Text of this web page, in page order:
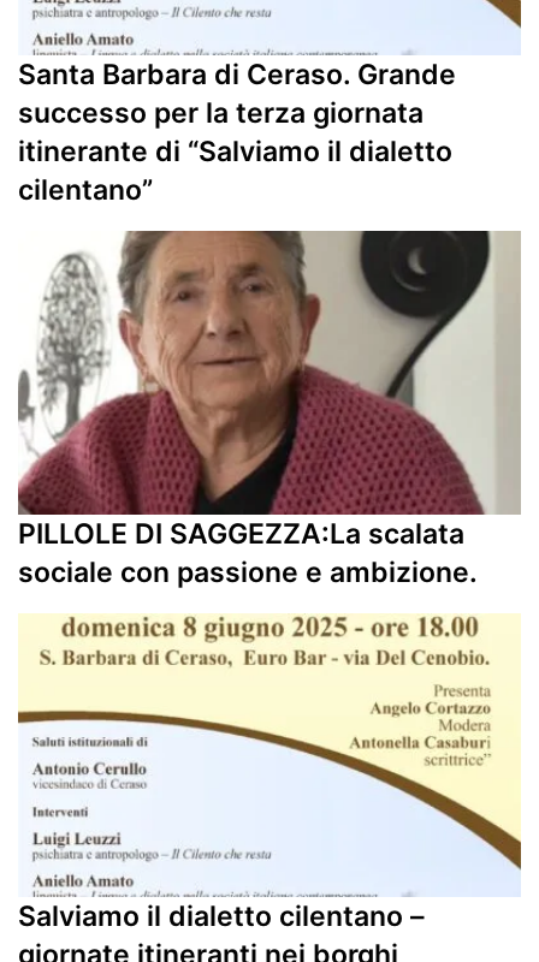
Santa Barbara di Ceraso. Grande
successo per la terza giornata
itinerante di “Salviamo il dialetto
cilentano”
PILLOLE DI SAGGEZZA:La scalata
sociale con passione e ambizione.
Salviamo il dialetto cilentano –
giornate itineranti nei borghi